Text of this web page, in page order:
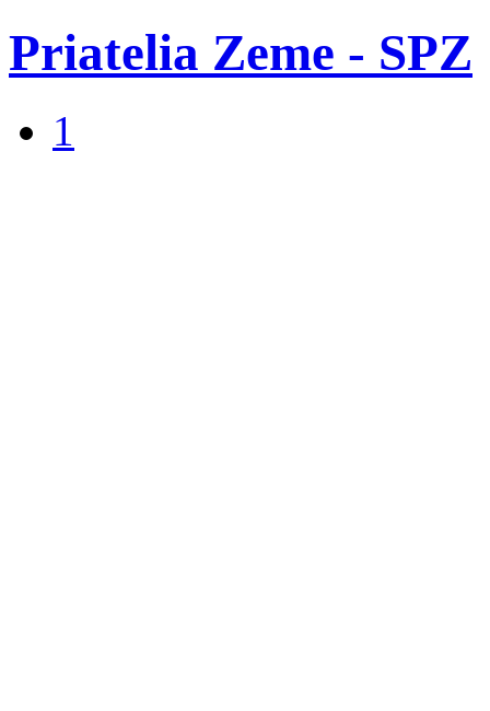
Priatelia Zeme - SPZ
1